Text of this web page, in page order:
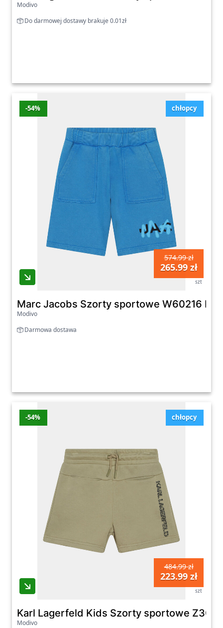
Modivo
Do darmowej dostawy brakuje 0.01zł
chłopcy
-54%
574.99 zł
265.99 zł
szt
Marc Jacobs Szorty sportowe W60216 D
Modivo
Darmowa dostawa
chłopcy
-54%
484.99 zł
223.99 zł
szt
Karl Lagerfeld Kids Szorty sportowe
Modivo